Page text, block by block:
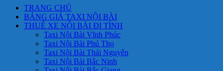
TRANG CHỦ
BẢNG GIÁ TAXI NỘI BÀI
THUÊ XE NỘI BÀI ĐI TỈNH
Taxi Nội Bài Vĩnh Phúc
Taxi Nội Bài Phú Thọ
Taxi Nội Bài Thái Nguyên
Taxi Nội Bài Bắc Ninh